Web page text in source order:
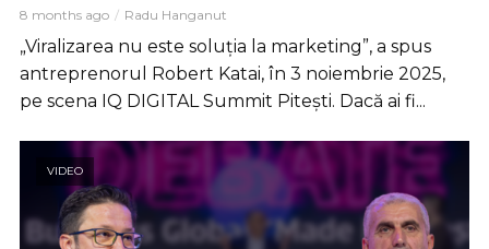
8 months ago Radu Hanganut
„Viralizarea nu este soluția la marketing”, a spus
antreprenorul Robert Katai, în 3 noiembrie 2025,
pe scena IQ DIGITAL Summit Pitești. Dacă ai fi...
VIDEO